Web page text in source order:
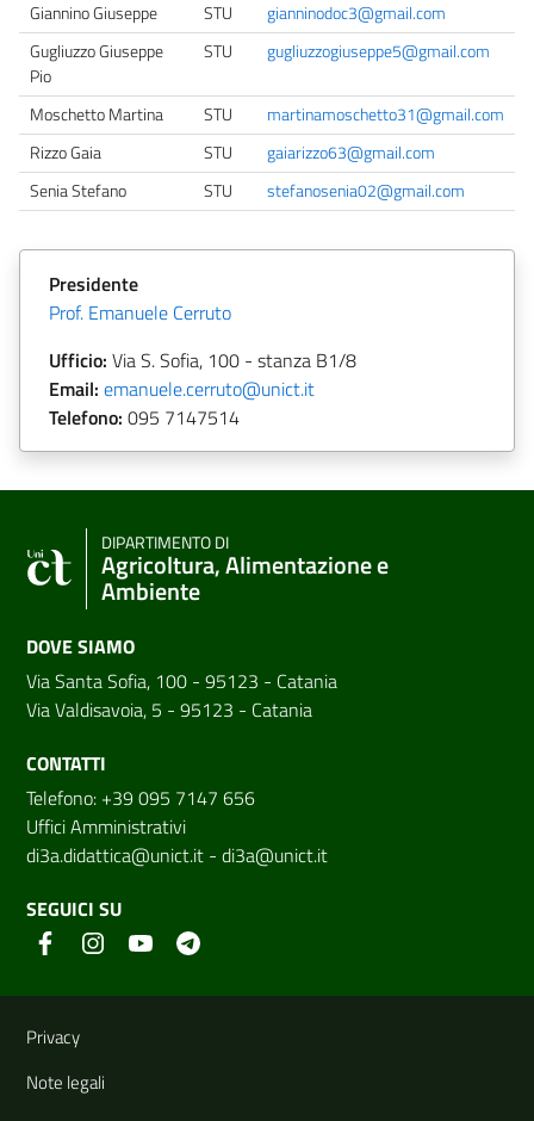
Giannino Giuseppe
STU
gianninodoc3@gmail.com
Gugliuzzo Giuseppe
Pio
STU gugliuzzogiuseppe5@gmail.com
Moschetto Martina STU
martinamoschetto31@gmail.com
Rizzo Gaia
STU
gaiarizzo63@gmail.com
Senia Stefano
STU stefanosenia02@gmail.com
Presidente
Prof. Emanuele Cerruto
Ufficio: Via S. Sofia, 100 - stanza B1/8
Email: emanuele.cerruto@unict.it
Telefono: 095 7147514
DIPARTIMENTO DI
Agricoltura, Alimentazione e
Ambiente
DOVE SIAMO
Via Santa Sofia, 100 - 95123 - Catania
Via Valdisavoia, 5 - 95123 - Catania
CONTATTI
Telefono: +39 095 7147 656
Uffici Amministrativi
di3a.didattica@unict.it - di3a@unict.it
SEGUICI SU
Link e informazioni utili
Privacy
Note legali